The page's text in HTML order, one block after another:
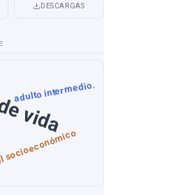
DESCARGAS
vida
socioeconómico
adulto intermedio.